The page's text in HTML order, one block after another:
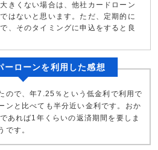
きくない場合は、他社カードローン
はないと思います。ただ、定期的に
、そのタイミングに申込をすると良
ーローンを利用した感想
ので、年7.25％という低金利で利用で
ンと比べても半分近い金利です。おか
あれば1年くらいの返済期間を要しま
です。